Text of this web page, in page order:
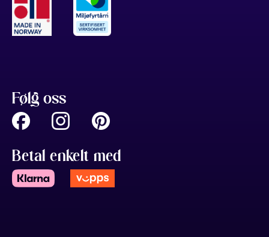
Følg oss
Betal enkelt med